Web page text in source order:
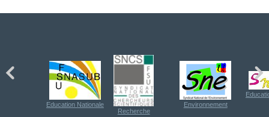
Education Nationale
Recherche
Environnement